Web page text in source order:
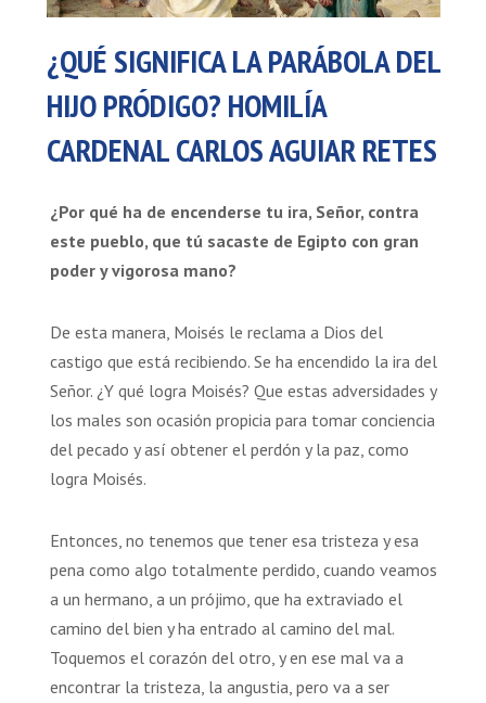
¿QUÉ SIGNIFICA LA PARÁBOLA DEL
HIJO PRÓDIGO? HOMILÍA
CARDENAL CARLOS AGUIAR RETES
¿Por qué ha de encenderse tu ira, Señor, contra
este pueblo, que tú sacaste de Egipto con gran
poder y vigorosa mano?
De esta manera, Moisés le reclama a Dios del
castigo que está recibiendo. Se ha encendido la ira del
Señor. ¿Y qué logra Moisés? Que estas adversidades y
los males son ocasión propicia para tomar conciencia
del pecado y así obtener el perdón y la paz, como
logra Moisés.
Entonces, no tenemos que tener esa tristeza y esa
pena como algo totalmente perdido, cuando veamos
a un hermano, a un prójimo, que ha extraviado el
camino del bien y ha entrado al camino del mal.
Toquemos el corazón del otro, y en ese mal va a
encontrar la tristeza, la angustia, pero va a ser